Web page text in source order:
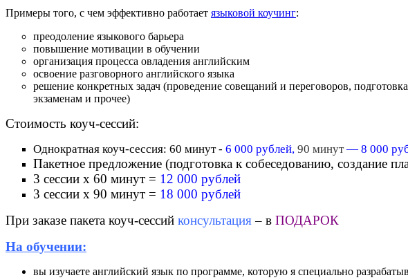
Примеры того, с чем эффективно работает языковой коучинг:
преодоление языкового барьера
повышение мотивации в обучении
организация процесса овладения английским
освоение разговорного английского языка
решение конкретных задач (проведение совещаний и переговоров,
экзаменам и прочее)
Стоимость коуч-сессий:
Однократная коуч-сессия: 60 минут - 6 000 рублей, 90 минут— 8 000
Пакетное предложение (подготовка к собеседованию, создание
3 сессии х 60 минут = 12 000 рублей
3 сессии х 90 минут = 18 000 рублей
При заказе пакета коуч-сессий консультация– в ПОДАРОК
На обучении:
вы изучаете английский язык по программе, которую я специально